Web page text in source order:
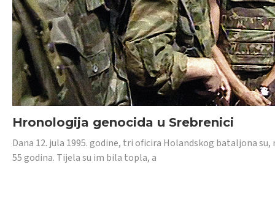
Hronologija genocida u Srebrenici
Dana 12. jula 1995. godine, tri oficira Holandskog bataljona
55 godina. Tijela su im bila topla, a